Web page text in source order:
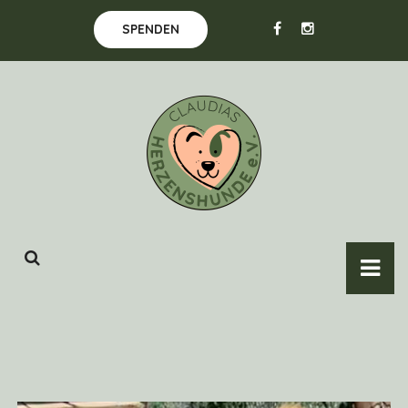
SPENDEN